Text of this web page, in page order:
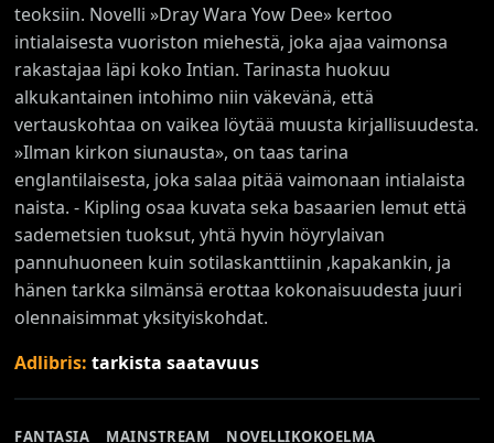
teoksiin. Novelli »Dray Wara Yow Dee» kertoo
intialaisesta vuoriston miehestä, joka ajaa vaimonsa
rakastajaa läpi koko Intian. Tarinasta huokuu
alkukantainen intohimo niin väkevänä, että
vertauskohtaa on vaikea löytää muusta kirjallisuudesta.
»Ilman kirkon siunausta», on taas tarina
englantilaisesta, joka salaa pitää vaimonaan intialaista
naista. - Kipling osaa kuvata seka basaarien lemut että
sademetsien tuoksut, yhtä hyvin höyrylaivan
pannuhuoneen kuin sotilaskanttiinin ,kapakankin, ja
hänen tarkka silmänsä erottaa kokonaisuudesta juuri
olennaisimmat yksityiskohdat.
Adlibris:tarkista saatavuus
FANTASIA MAINSTREAM NOVELLIKOKOELMA